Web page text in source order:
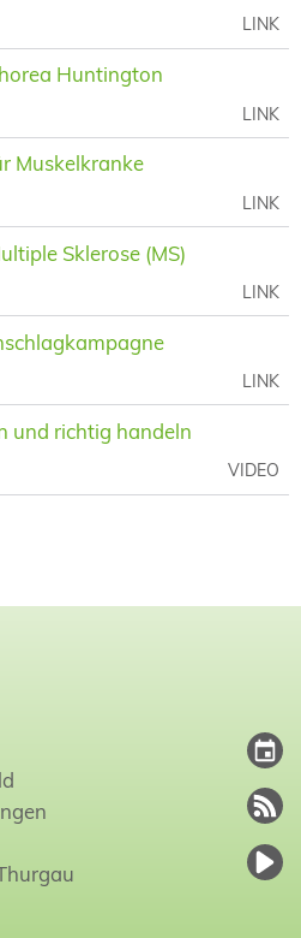
LINK
Huntington
LINK
Muskelkranke
LINK
Sklerose (MS)
LINK
LINK
und richtig handeln
VIDEO